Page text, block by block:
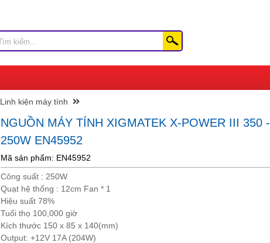
Linh kiện máy tính
NGUỒN MÁY TÍNH XIGMATEK X-POWER III 350 -
250W EN45952
Mã sản phẩm: EN45952
Công suất : 250W
Quạt hệ thống : 12cm Fan * 1
Hiệu suất 78%
Tuổi thọ 100,000 giờ
Kích thước 150 x 85 x 140(mm)
Output: +12V 17A (204W)